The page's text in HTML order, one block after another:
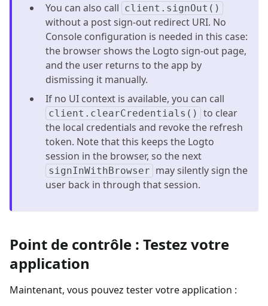
You can also call client.signOut()
without a post sign-out redirect URI. No
Console configuration is needed in this case:
the browser shows the Logto sign-out page,
and the user returns to the app by
dismissing it manually.
If no UI context is available, you can call
client.clearCredentials()
to clear
the local credentials and revoke the refresh
token. Note that this keeps the Logto
session in the browser, so the next
signInWithBrowser may silently sign the
user back in through that session.
Point de contrôle : Testez votre
application
Maintenant, vous pouvez tester votre application :